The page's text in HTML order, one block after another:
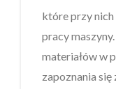
które przy nich
pracy maszyny.
materiałów w
zapoznania się